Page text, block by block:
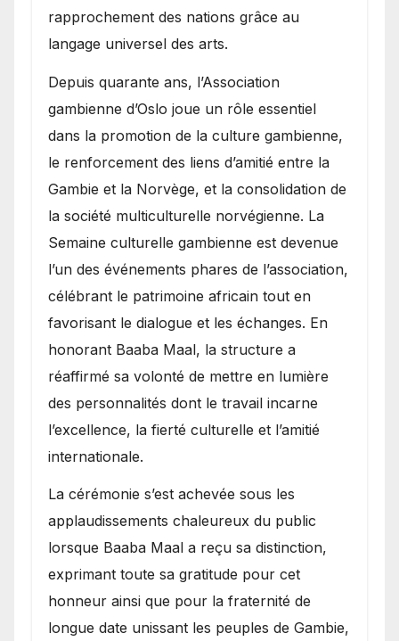
rapprochement des nations grâce au
langage universel des arts.
​Depuis quarante ans, l’Association
gambienne d’Oslo joue un rôle essentiel
dans la promotion de la culture gambienne,
le renforcement des liens d’amitié entre la
Gambie et la Norvège, et la consolidation de
la société multiculturelle norvégienne. La
Semaine culturelle gambienne est devenue
l’un des événements phares de l’association,
célébrant le patrimoine africain tout en
favorisant le dialogue et les échanges. En
honorant Baaba Maal, la structure a
réaffirmé sa volonté de mettre en lumière
des personnalités dont le travail incarne
l’excellence, la fierté culturelle et l’amitié
internationale.
​La cérémonie s’est achevée sous les
applaudissements chaleureux du public
lorsque Baaba Maal a reçu sa distinction,
exprimant toute sa gratitude pour cet
honneur ainsi que pour la fraternité de
longue date unissant les peuples de Gambie,